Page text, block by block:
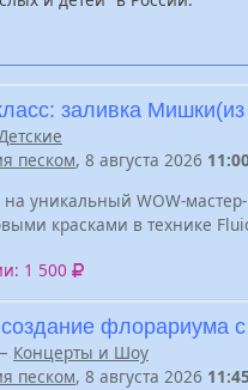
заливка Мишки(из
песком, 8 августа 2026
уникальный WOW-
красками в технике
1 500
флорариума
Концерты и Шоу
песком, 8 августа 2026 11:45